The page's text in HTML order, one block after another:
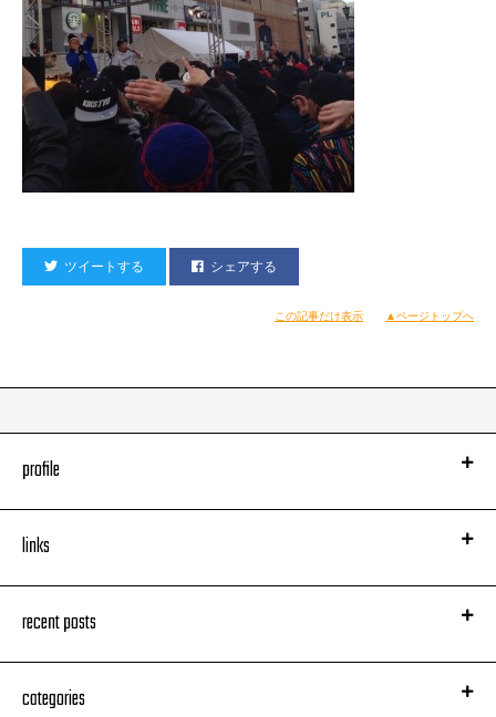
ツイートする シェアする
この記事だけ表示 ▲ページトップへ
profile
links
recent posts
categories